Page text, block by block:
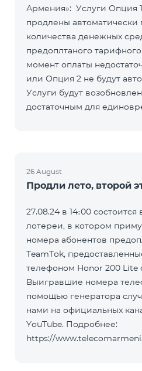
Армения»: Услуги Опция
продлены автоматически
количества денежных
предоплтаного
момент оплаты
или Опция 2 не будут
Услуги будут
достаточным для
26 August
Продли лето, второй
27.08.24 в 14։00
лотереи, в котором
номера абонентов
TeamTok,
телефоном Honor 200 Lite
Выигравшие номера
помощью генератора
нами на официальных
YouTube. Подробнее:
https://